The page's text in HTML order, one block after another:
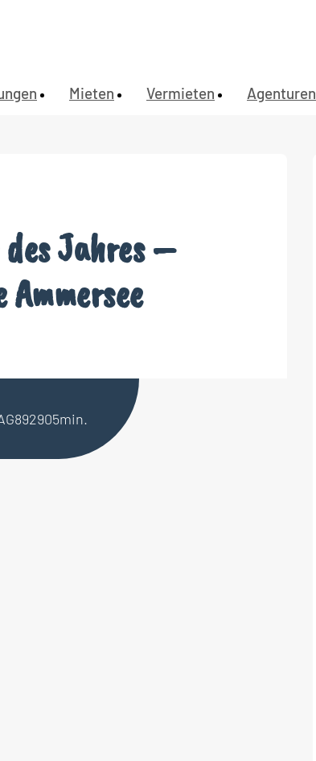
Mieten Vermieten Agenturen
Jahres –
min.